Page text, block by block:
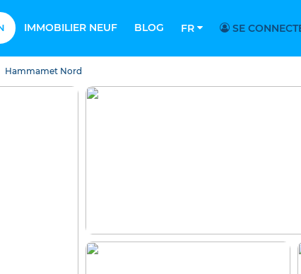
IMMOBILIER NEUF BLOG FR SE
Hammamet Nord